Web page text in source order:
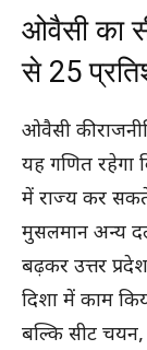
ओवैसी का
से 25
ओवैसी की
यह गणित रहेगा
में राज्य कर
मुसलमान अन्य
बढ़कर उत्तर
दिशा में काम
बल्कि सीट चयन,